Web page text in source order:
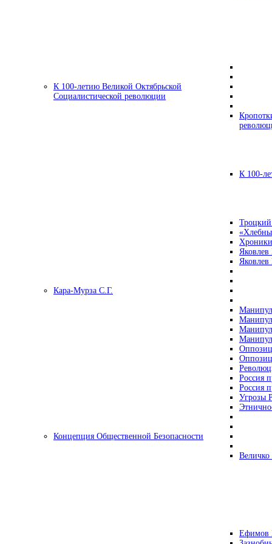
К 100-летию Великой Октябрьской
Социалистической революции
К 100-
Кара-Мурза С.Г.
Россия
Россия
Угрозы
Концепция Общественной Безопасности
Ефимов